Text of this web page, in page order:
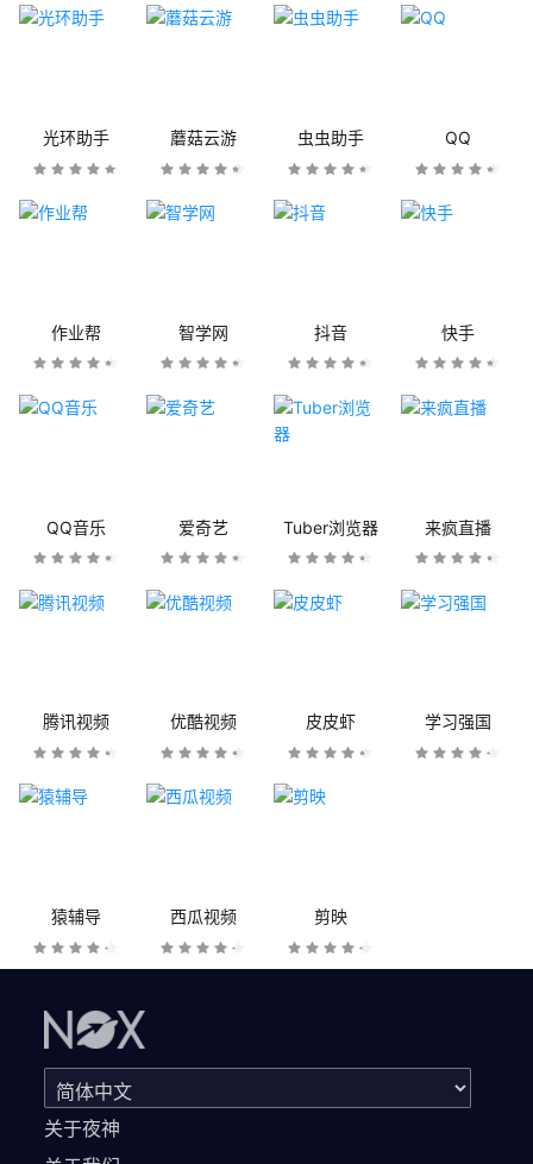
光环助手 蘑菇云游 虫虫助手 QQ
作业帮 智学网 抖音 快手
QQ音乐 爱奇艺 Tuber浏览器 来疯直播
腾讯视频 优酷视频 皮皮虾 学习强国
猿辅导 西瓜视频 剪映
关于夜神